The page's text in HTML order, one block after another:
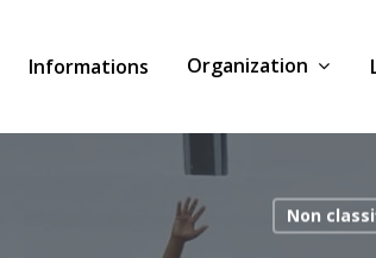
Informations Organization
Non